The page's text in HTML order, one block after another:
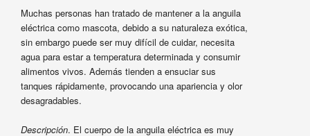
Muchas personas han tratado de mantener a la anguila
eléctrica como mascota, debido a su naturaleza exótica,
sin embargo puede ser muy difícil de cuidar, necesita
agua para estar a temperatura determinada y consumir
alimentos vivos. Además tienden a ensuciar sus
tanques rápidamente, provocando una apariencia y olor
desagradables.
Descripción. El cuerpo de la anguila eléctrica es muy